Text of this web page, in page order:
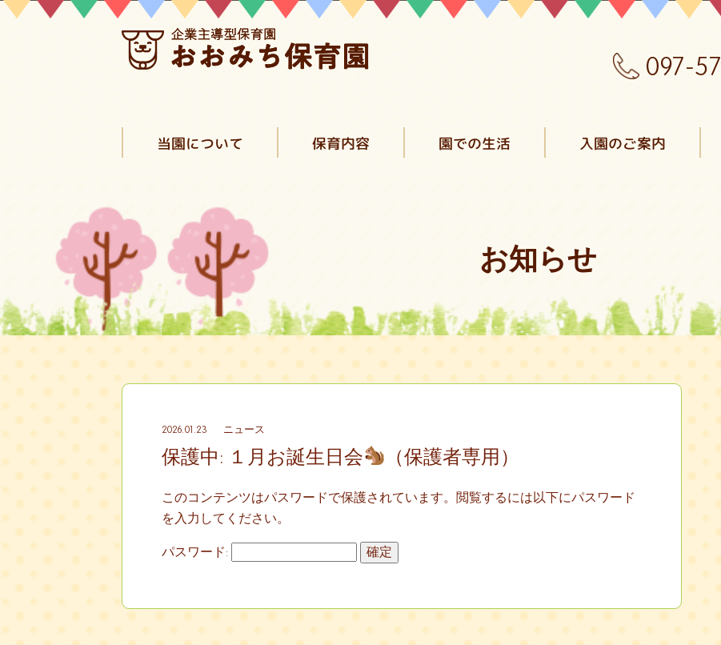
097-
当園について 保育内容 園での生活 入園のご案内
お知らせ
2026.01.23 ニュース
保護中: １月お誕生日会 （保護者専用）
このコンテンツはパスワードで保護されています。閲覧するには以下にパスワード
を入力してください。
パスワード: